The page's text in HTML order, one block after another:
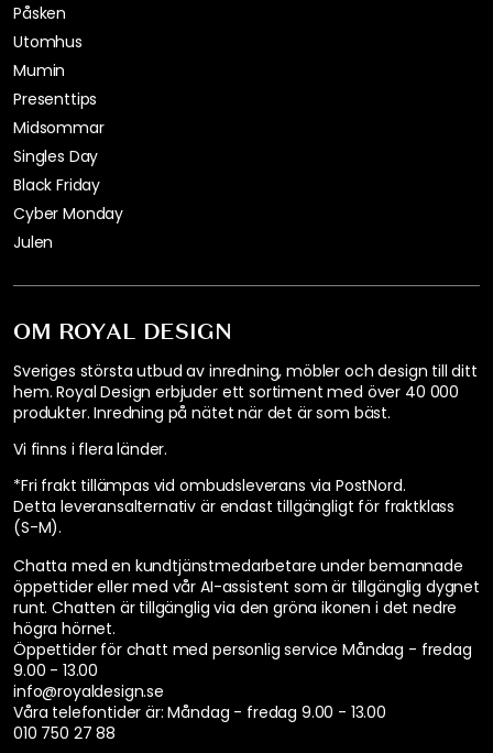
OM ROYAL DESIGN
Sveriges största utbud av inredning, möbler och design till ditt
hem. Royal Design erbjuder ett sortiment med över 40 000
produkter. Inredning på nätet när det är som bäst.
Vi finns i flera länder.
*Fri frakt tillämpas vid ombudsleverans via PostNord.
Detta leveransalternativ är endast tillgängligt för fraktklass
(S-M).
Chatta med en kundtjänstmedarbetare under bemannade
öppettider eller med vår AI-assistent som är tillgänglig dygnet
runt. Chatten är tillgänglig via den gröna ikonen i det nedre
högra hörnet.
Öppettider för chatt med personlig service Måndag - fredag
9.00 - 13.00
info@royaldesign.se
Våra telefontider är: Måndag - fredag 9.00 - 13.00
010 750 27 88
Påsken
Utomhus
Mumin
Presenttips
Midsommar
Singles Day
Black Friday
Cyber Monday
Julen